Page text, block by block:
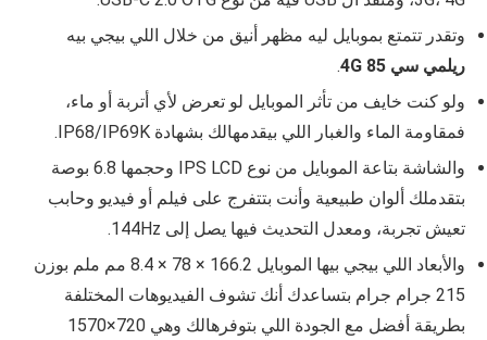
وتقدر تتمتع بموبايل ليه مظهر أنيق من خلال اللي بيجي بيه
ريلمي سي 85 4G
.
ولو كنت خايف من تأثر الموبايل لو تعرض لأي أتربة أو ماء،
فمقاومة الماء والغبار اللي بيقدمهالك بشهادة
والشاشة بتاعة الموبايل من نوع IPS LCD وحجمها 6.8 بوصة
بتقدملك ألوان طبيعية وأنت بتتفرج على فيلم أو فيديو وحابب
تعيش تجربة، ومعدل التحديث فيها يصل إلى 144Hz.
والأبعاد اللي بيجي بيها الموبايل 166.2 × 78 × 8.4 مم ملم بوزن
215 جرام جرام بتساعدك أنك تشوف الفيديوهات المختلفة
بطريقة أفضل مع الجودة اللي بتوفرهالك وهي 720×1570